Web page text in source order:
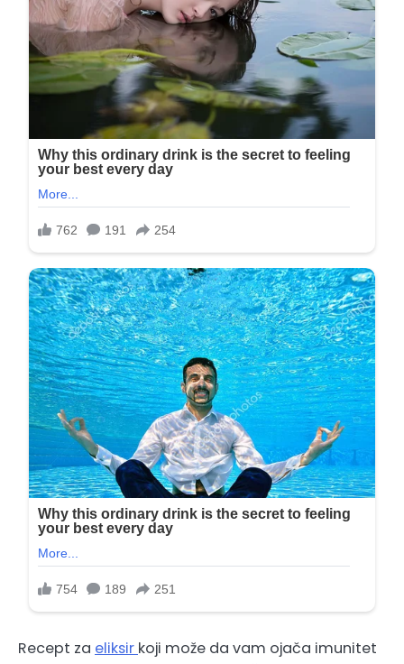
Recept za eliksir koji može da vam ojača imunitet